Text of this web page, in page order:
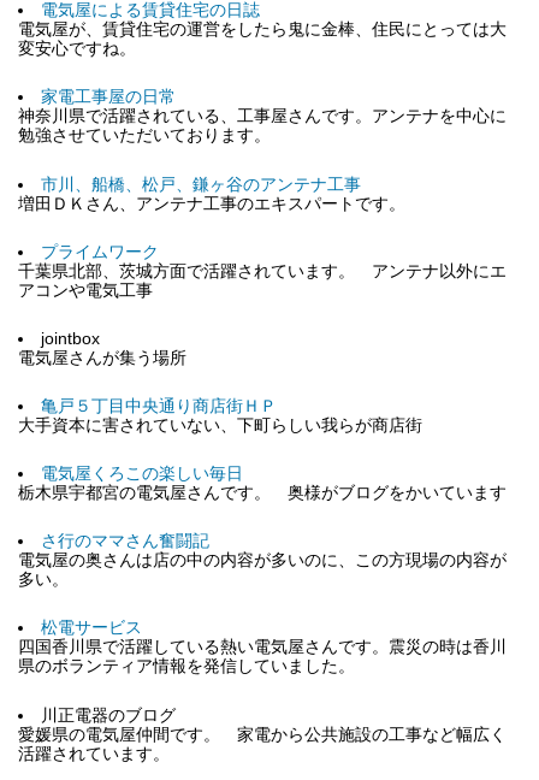
電気屋による賃貸住宅の日誌
電気屋が、賃貸住宅の運営をしたら鬼に金棒、住民にとっては大
変安心ですね。
家電工事屋の日常
神奈川県で活躍されている、工事屋さんです。アンテナを中心に
勉強させていただいております。
市川、船橋、松戸、鎌ヶ谷のアンテナ工事
増田ＤＫさん、アンテナ工事のエキスパートです。
プライムワーク
千葉県北部、茨城方面で活躍されています。 アンテナ以外にエ
アコンや電気工事
jointbox
電気屋さんが集う場所
亀戸５丁目中央通り商店街ＨＰ
大手資本に害されていない、下町らしい我らが商店街
電気屋くろこの楽しい毎日
栃木県宇都宮の電気屋さんです。 奥様がブログをかいています
さ行のママさん奮闘記
電気屋の奥さんは店の中の内容が多いのに、この方現場の内容が
多い。
松電サービス
四国香川県で活躍している熱い電気屋さんです。震災の時は香川
県のボランティア情報を発信していました。
川正電器のブログ
愛媛県の電気屋仲間です。 家電から公共施設の工事など幅広く
活躍されています。